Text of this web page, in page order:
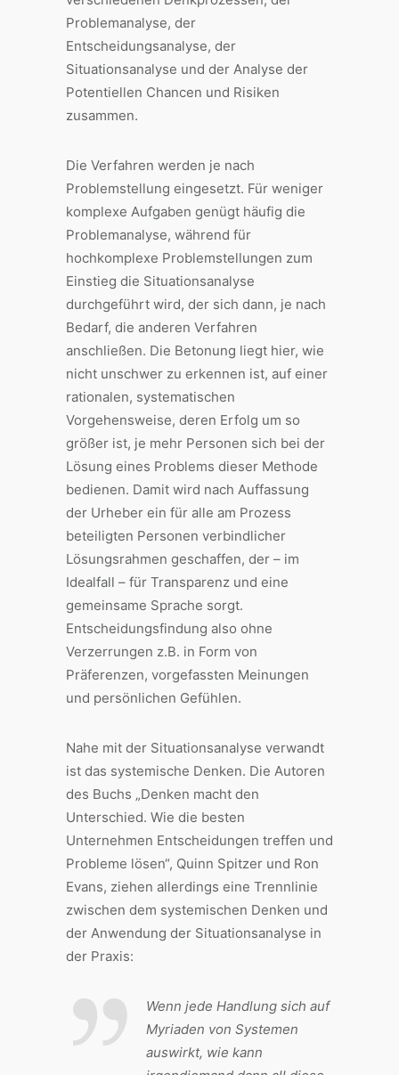
Problemanalyse, der
Entscheidungsanalyse, der
Situationsanalyse und der Analyse der
Potentiellen Chancen und Risiken
zusammen.
Die Verfahren werden je nach
Problemstellung eingesetzt. Für weniger
komplexe Aufgaben genügt häufig die
Problemanalyse, während für
hochkomplexe Problemstellungen zum
Einstieg die Situationsanalyse
durchgeführt wird, der sich dann, je nach
Bedarf, die anderen Verfahren
anschließen. Die Betonung liegt hier, wie
nicht unschwer zu erkennen ist, auf einer
rationalen, systematischen
Vorgehensweise, deren Erfolg um so
größer ist, je mehr Personen sich bei der
Lösung eines Problems dieser Methode
bedienen. Damit wird nach Auffassung
der Urheber ein für alle am Prozess
beteiligten Personen verbindlicher
Lösungsrahmen geschaffen, der – im
Idealfall – für Transparenz und eine
gemeinsame Sprache sorgt.
Entscheidungsfindung also ohne
Verzerrungen z.B. in Form von
Präferenzen, vorgefassten Meinungen
und persönlichen Gefühlen.
Nahe mit der Situationsanalyse verwandt
ist das systemische Denken. Die Autoren
des Buchs „Denken macht den
Unterschied. Wie die besten
Unternehmen Entscheidungen treffen und
Probleme lösen“, Quinn Spitzer und Ron
Evans, ziehen allerdings eine Trennlinie
zwischen dem systemischen Denken und
der Anwendung der Situationsanalyse in
der Praxis:
Wenn jede Handlung sich auf
Myriaden von Systemen
auswirkt, wie kann